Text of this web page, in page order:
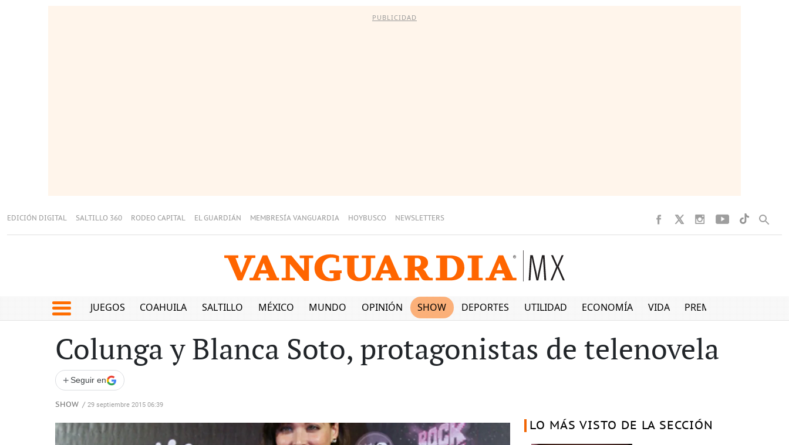
PUBLICIDAD
EDICIÓN DIGITAL SALTILLO 360 RODEO CAPITAL EL GUARDIÁN MEMBRESÍA VANGUARDIA HOYBUSCO NEWSLETTERS
JUEGOS COAHUILA SALTILLO MÉXICO MUNDO OPINIÓN SHOW DEPORTES UTILIDAD ECONOMÍA VIDA PREMIUM
Colunga y Blanca Soto, protagonistas de telenovela
+ Seguir en
SHOW / 29 septiembre 2015 06:39
LO MÁS VISTO DE LA SECCIÓN